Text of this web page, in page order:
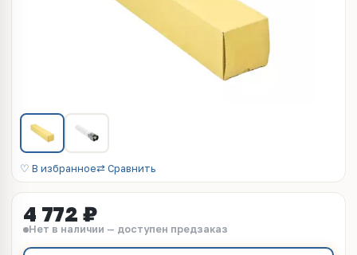
♡ В избранное⇄ Сравнить
4 772 ₽
Нет в наличии — доступен предзаказ